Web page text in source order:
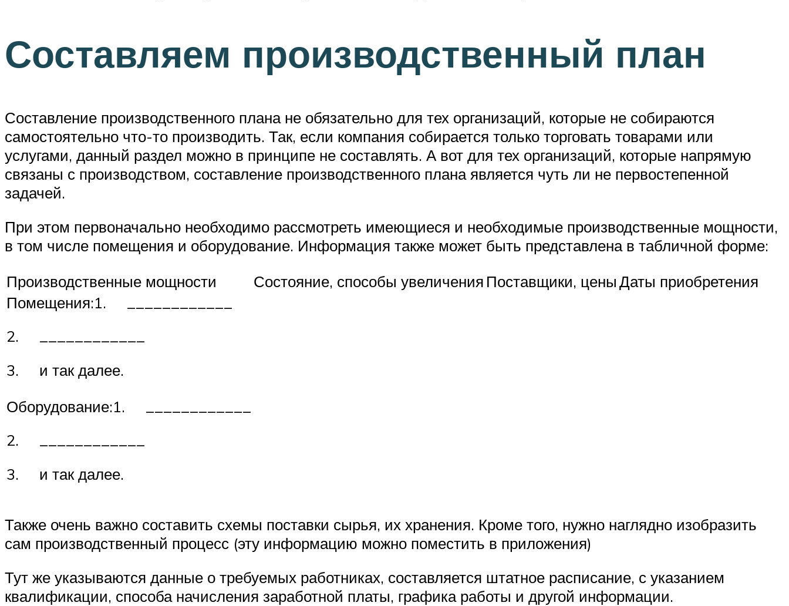
Составляем производственный план
Составление производственного плана не обязательно для тех организаций, которые не собираются
самостоятельно что-то производить. Так, если компания собирается только торговать товарами или
услугами, данный раздел можно в принципе не составлять. А вот для тех организаций, которые напрямую
связаны с производством, составление производственного плана является чуть ли не первостепенной
задачей.
При этом первоначально необходимо рассмотреть имеющиеся и необходимые производственные мощности,
в том числе помещения и оборудование. Информация также может быть представлена в табличной форме:
Производственные мощности
Состояние, способы увеличения Поставщики, ценыДаты приобретения
Помещения:1. ____________
2. ____________
3. и так далее.
Оборудование:1. ____________
2. ____________
3. и так далее.
Также очень важно составить схемы поставки сырья, их хранения. Кроме того, нужно наглядно изобразить
сам производственный процесс (эту информацию можно поместить в приложения)
Тут же указываются данные о требуемых работниках, составляется штатное расписание, с указанием
квалификации, способа начисления заработной платы, графика работы и другой информации.